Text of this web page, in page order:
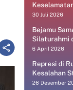
30 Juli 2026
Bejamu
Silaturahmi
6 April 2026
Represi di
Kesalahan
26 Desember